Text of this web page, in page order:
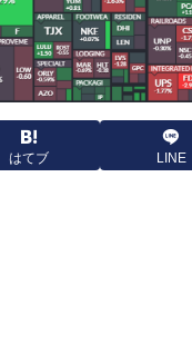
はてブ LINE